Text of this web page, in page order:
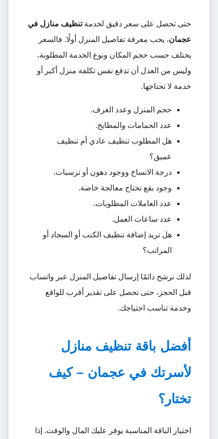
حتى تحصل على سعر دقيق لخدمةتنظيف منازل في
عجمان، يجب معرفة تفاصيل المنزل أولًا. فالسعر
يختلف حسب حجم المكان ونوع الخدمة المطلوبة،
وليس من العدل أن تدفع نفس تكلفة منزل أكبر أو
خدمة لا تحتاجها.
حجم المنزل وعدد الغرف.
عدد الحمامات والمطابخ.
هل المطلوب تنظيف عادي أم تنظيف
عميق؟
درجة الاتساخ ووجود دهون أو ترسبات.
وجود بقع تحتاج معالجة خاصة.
عدد العاملات المطلوبات.
عدد ساعات العمل.
هل تريد إضافة تنظيف الكنب أو السجاد أو
المراتب؟
لذلك نرشح دائمًا إرسال تفاصيل المنزل عبر واتساب
قبل الحجز، حتى تحصل على تقدير أقرب للواقع
وخدمة تناسب احتياجك.
أفضل باقة تنظيف منازل
لأسرتك في عجمان – كيف
تختار؟
اختيار الباقة المناسبة يوفر عليك المال والوقت. إذا